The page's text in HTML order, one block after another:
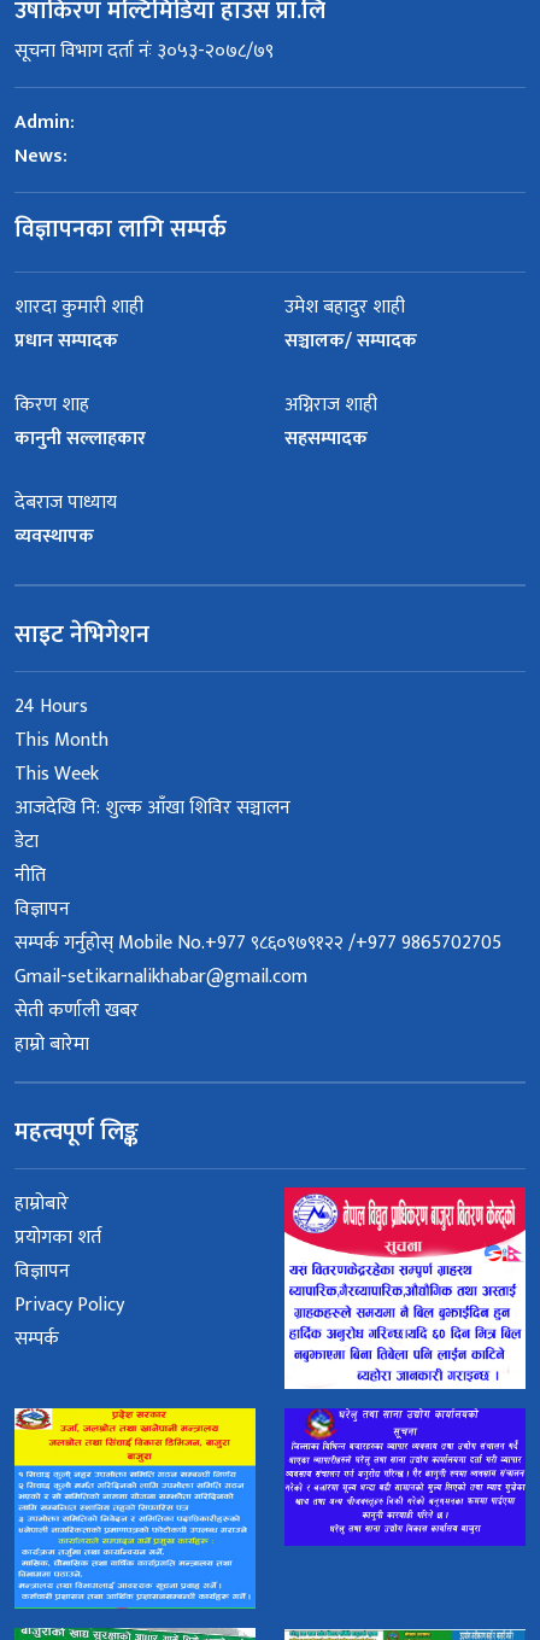
उषाकिरण मल्टिमिडिया हाउस प्रा.लि
सूचना विभाग दर्ता नंः ३०५३-२०७८/७९
Admin:
News:
विज्ञापनका लागि सम्पर्क
शारदा कुमारी शाही
प्रधान सम्पादक
उमेश बहादुर शाही
सञ्चालक/ सम्पादक
किरण शाह
कानुनी सल्लाहकार
अग्निराज शाही
सहसम्पादक
देबराज पाध्याय
व्यवस्थापक
साइट नेभिगेशन
24 Hours
This Month
This Week
आजदेखि नि: शुल्क आँखा शिविर सञ्चालन
डेटा
नीति
विज्ञापन
सम्पर्क गर्नुहोस् Mobile No.+977 ९८६०९७९१२२ /+977 9865702705
Gmail-setikarnalikhabar@gmail.com
सेती कर्णाली खबर
हाम्रो बारेमा
महत्वपूर्ण लिङ्क
हाम्रोबारे
प्रयोगका शर्त
विज्ञापन
Privacy Policy
सम्पर्क